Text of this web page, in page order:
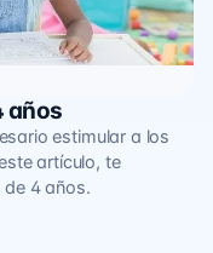
años
estimular a los
artículo, te
4 años.